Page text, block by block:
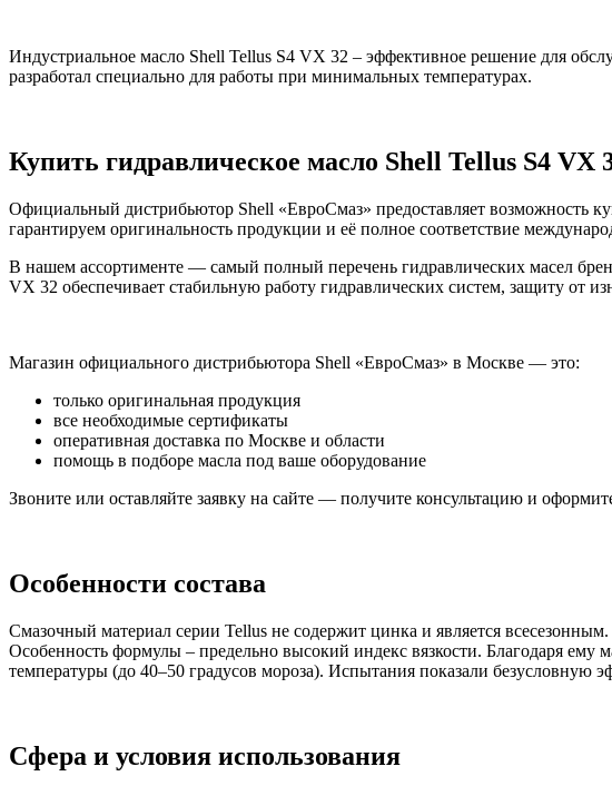
Индустриальное масло Shell Tellus S4 VX 32 – эффективное решение для
разработал специально для работы при минимальных температурах.
Купить гидравлическое масло Shell Tellus S4 VX
Официальный дистрибьютор Shell «ЕвроСмаз» предоставляет возможность
гарантируем оригинальность продукции и её полное соответствие
В нашем ассортименте — самый полный перечень гидравлических масел
VX 32 обеспечивает стабильную работу гидравлических систем, защиту от
Магазин официального дистрибьютора Shell «ЕвроСмаз» в Москве — это:
только оригинальная продукция
все необходимые сертификаты
оперативная доставка по Москве и области
помощь в подборе масла под ваше оборудование
Звоните или оставляйте заявку на сайте — получите консультацию и
Особенности состава
Смазочный материал серии Tellus не содержит цинка и является
Особенность формулы – предельно высокий индекс вязкости. Благодаря ему
температуры (до 40–50 градусов мороза). Испытания показали
Сфера и условия использования